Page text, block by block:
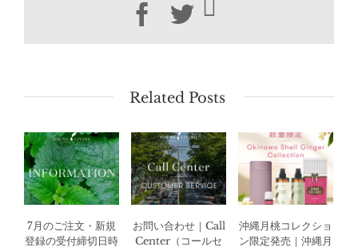
Facebook
Twitter
Related Posts
7月のご注文・新規
登録の受付締切日時
お問い合わせ｜Call
Center（コールセ
沖縄月桃コレクショ
ン限定発売｜沖縄月